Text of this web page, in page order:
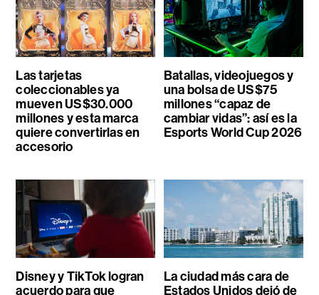
Las tarjetas
coleccionables ya
mueven US$30.000
millones y esta marca
quiere convertirlas en
accesorio
Batallas, videojuegos y
una bolsa de US$75
millones “capaz de
cambiar vidas”: así es la
Esports World Cup 2026
Disney y TikTok logran
acuerdo para que
La ciudad más cara de
Estados Unidos dejó de